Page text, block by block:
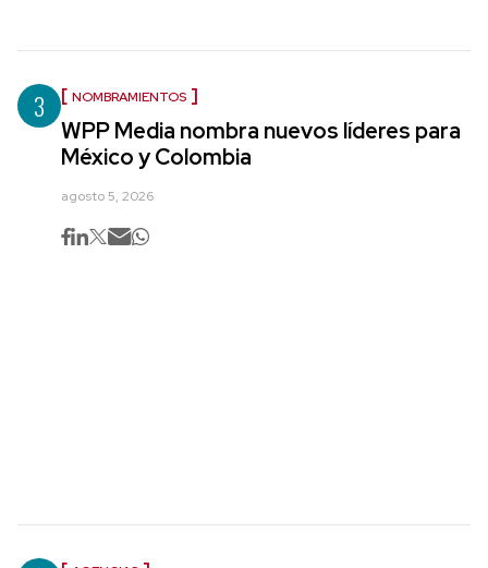
3 NOMBRAMIENTOS
WPP Media nombra nuevos líderes para
México y Colombia
agosto 5, 2026